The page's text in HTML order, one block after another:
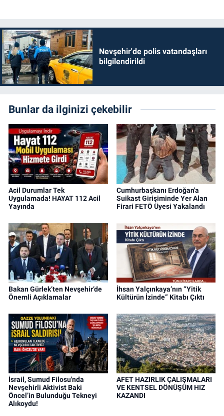
Nevşehir'de polis vatandaşları
bilgilendirildi
Bunlar da ilginizi çekebilir
Acil Durumlar Tek
Uygulamada! HAYAT 112 Acil
Yayında
Cumhurbaşkanı Erdoğan'a
Suikast Girişiminde Yer Alan
Firari FETÖ Üyesi Yakalandı
Bakan Gürlek’ten Nevşehir’de
Önemli Açıklamalar
İhsan Yalçınkaya’nın “Yitik
Kültürün İzinde” Kitabı Çıktı
İsrail, Sumud Filosu'nda
Nevşehirli Aktivist Baki
Öncel’in Bulunduğu Tekneyi
Alıkoydu!
AFET HAZIRLIK ÇALIŞMALARI
VE KENTSEL DÖNÜŞÜM HIZ
KAZANDI